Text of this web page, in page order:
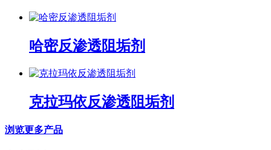
哈密反渗透阻垢剂
克拉玛依反渗透阻垢剂
浏览更多产品